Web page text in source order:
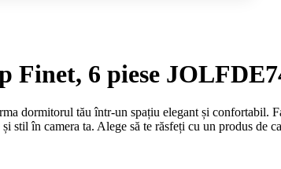
Finet, 6 piese
dormitorul tău într-un spațiu elegant și confortabil.
stil în camera ta. Alege să te răsfeți cu un produs de